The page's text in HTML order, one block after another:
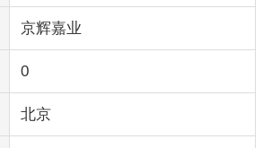
京辉嘉业
0
北京